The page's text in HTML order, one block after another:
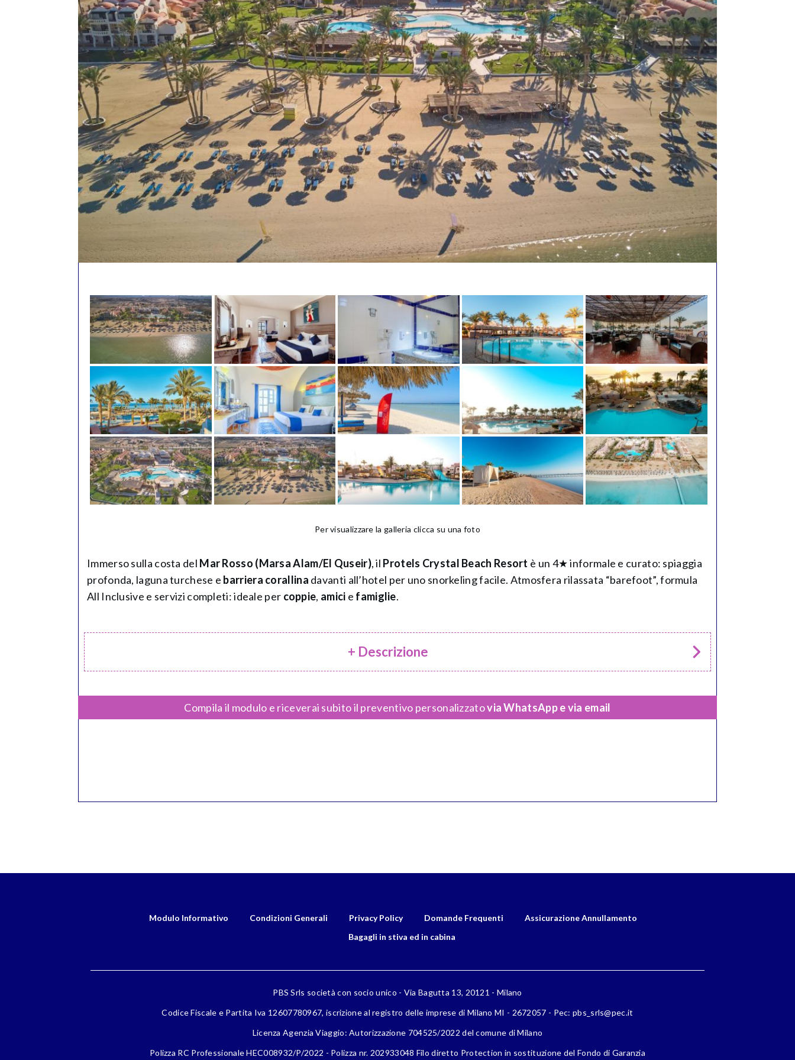
Per visualizzare la galleria clicca su una foto
Immerso sulla costa del Mar Rosso (Marsa Alam/El Quseir), il Protels Crystal Beach Resort è un 4★ informale e curato: spiaggia
profonda, laguna turchese e barriera corallina davanti all’hotel per uno snorkeling facile. Atmosfera rilassata “barefoot”, formula
All Inclusive e servizi completi: ideale per coppie, amici e famiglie.
+ Descrizione
Compila il modulo e riceverai subito il preventivo personalizzatovia WhatsApp e via email
Modulo Informativo Condizioni Generali Privacy Policy Domande Frequenti
Assicurazione Annullamento
Bagagli in stiva ed in cabina
PBS Srls società con socio unico - Via Bagutta 13, 20121 - Milano
Codice Fiscale e Partita Iva 12607780967, iscrizione al registro delle imprese di Milano MI - 2672057 - Pec: pbs_srls@pec.it
Licenza Agenzia Viaggio: Autorizzazione 704525/2022 del comune di Milano
Polizza RC Professionale HEC008932/P/2022 - Polizza nr. 202933048 Filo diretto Protection in sostituzione del Fondo di Garanzia